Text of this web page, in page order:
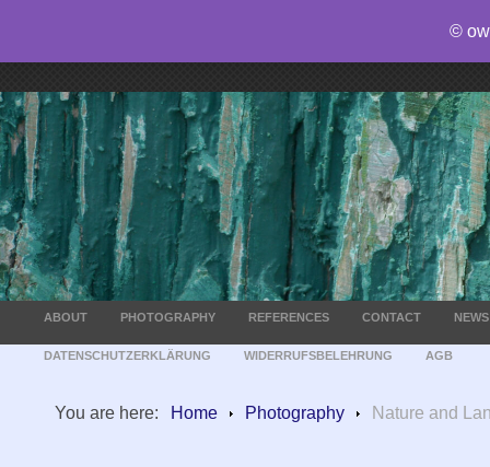
ABOUT PHOTOGRAPHY REFERENCES CONTACT NEWS
DATENSCHUTZERKLÄRUNG WIDERRUFSBELEHRUNG AGB
You are here: Home Photography Nature and
©